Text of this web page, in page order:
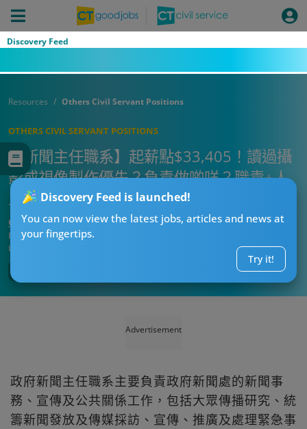
Discovery Feed
Discovery Feed is launched!
You can now view the latest jobs, articles and news at
your fingertips.
Try it!
Resources Others Civil Servant Positions
OTHERS CIVIL SERVANT POSITIONS
【新聞主任職系】起薪點$33,405！讀過攝
影或視像製作優先？負責做啲咩？職責+人
工+公務員福利一文睇哂！
CTgoodjobs’ Editor
Published:2026-08-03 08:07
Updated:
Advertisement
政府新聞主任職系主要負責政府新聞處的新聞事
務、宣傳及公共關係工作，包括大眾傳播研究、統
籌新聞發放及傳媒採訪、宣傳、推廣及處理緊急事